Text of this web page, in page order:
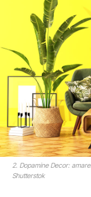
2. Dopamine Decor:
Shutterstok